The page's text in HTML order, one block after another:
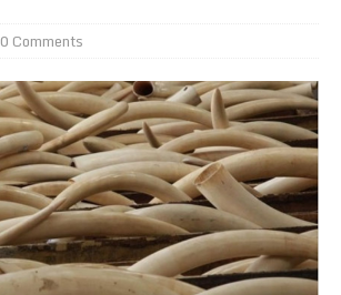
0 Comments